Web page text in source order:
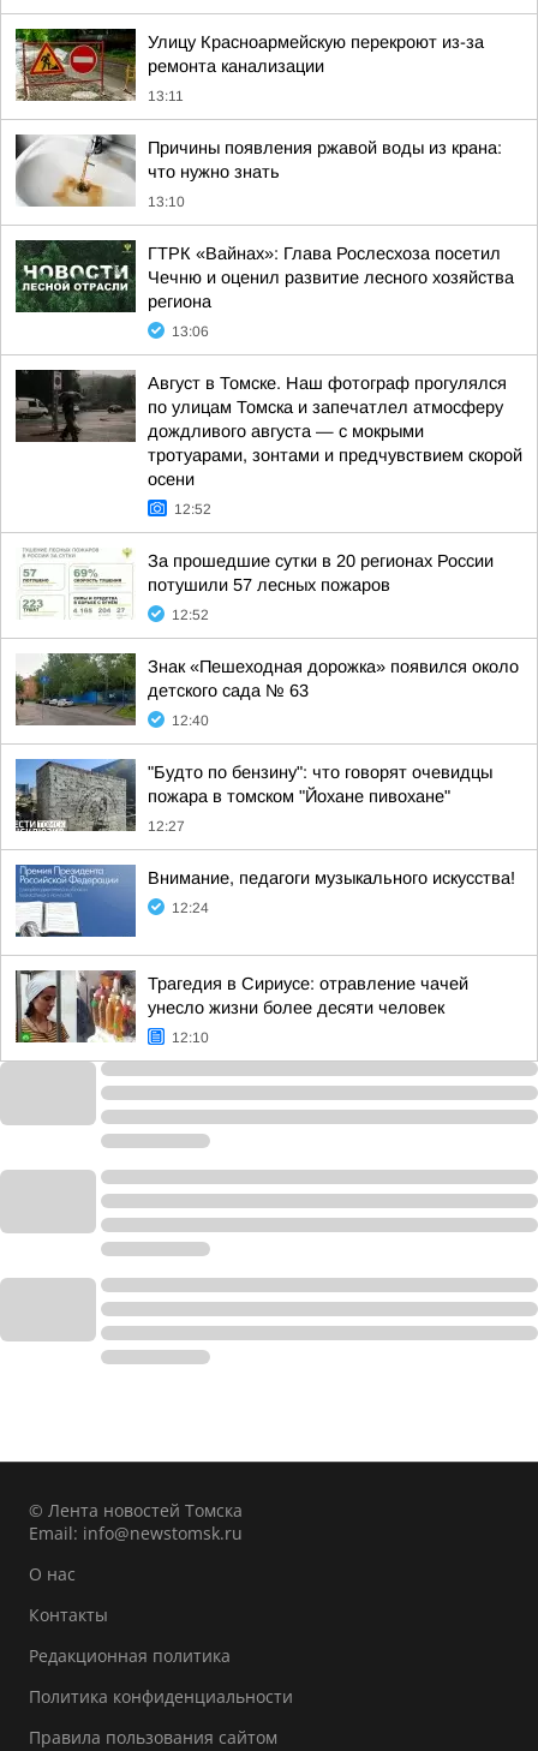
Улицу Красноармейскую перекроют из-за
ремонта канализации
13:11
Причины появления ржавой воды из крана:
что нужно знать
13:10
ГТРК «Вайнах»: Глава Рослесхоза посетил
Чечню и оценил развитие лесного хозяйства
региона
13:06
Август в Томске. Наш фотограф прогулялся
по улицам Томска и запечатлел атмосферу
дождливого августа — с мокрыми
тротуарами, зонтами и предчувствием скорой
осени
12:52
За прошедшие сутки в 20 регионах России
потушили 57 лесных пожаров
12:52
Знак «Пешеходная дорожка» появился около
детского сада № 63
12:40
"Будто по бензину": что говорят очевидцы
пожара в томском "Йохане пивохане"
12:27
Внимание, педагоги музыкального искусства!
12:24
Трагедия в Сириусе: отравление чачей
унесло жизни более десяти человек
12:10
© Лента новостей Томска
Email: info@newstomsk.ru
О нас
Контакты
Редакционная политика
Политика конфиденциальности
Правила пользования сайтом